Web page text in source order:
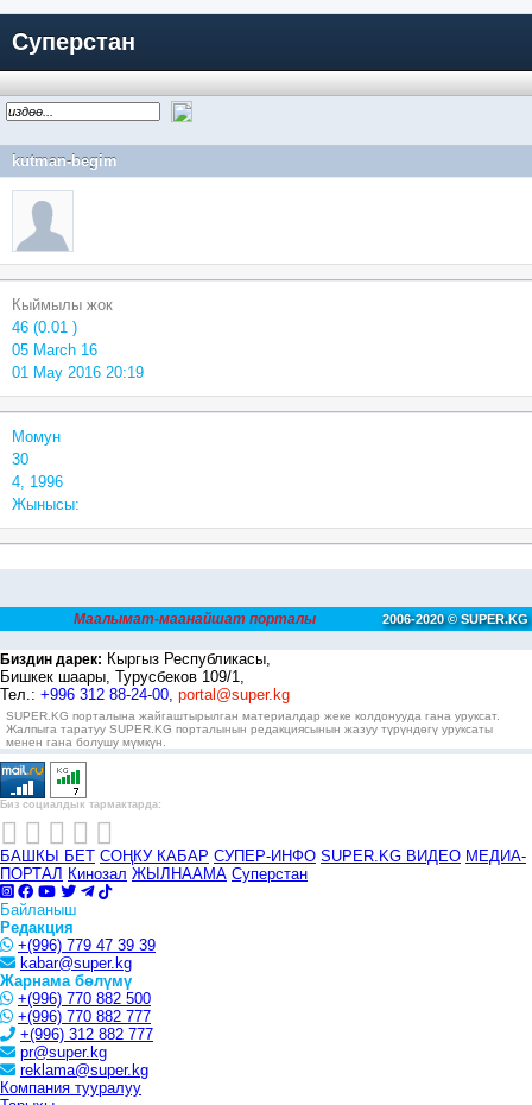
Суперстан
kutman-begim
Кыймылы жок
46 (0.01 )
05 March 16
01 May 2016 20:19
Момун
30
4, 1996
Жынысы:
Маалымат-маанайшат порталы 2006-2020 © SUPER.KG
Биздин дарек: Кыргыз Республикасы,
Бишкек шаары, Турусбеков 109/1,
Тел.: +996 312 88-24-00, portal@super.kg
SUPER.KG порталына жайгаштырылган материалдар жеке колдонууда гана уруксат.
Жалпыга таратуу SUPER.KG порталынын редакциясынын жазуу түрүндөгү уруксаты
менен гана болушу мүмкүн.
Биз социалдык тармактарда:
БАШКЫ БЕТ СОҢКУ КАБАР СУПЕР-ИНФО SUPER.KG ВИДЕО МЕДИА-
ПОРТАЛ Кинозал ЖЫЛНААМА Суперстан
Байланыш
Редакция
+(996) 779 47 39 39
kabar@super.kg
Жарнама бөлүмү
+(996) 770 882 500
+(996) 770 882 777
+(996) 312 882 777
pr@super.kg
reklama@super.kg
Компания тууралуу